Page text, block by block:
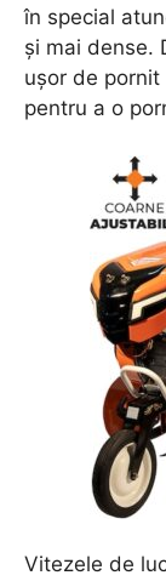
în special
și mai dense.
ușor de
pentru a o
Vitezele de